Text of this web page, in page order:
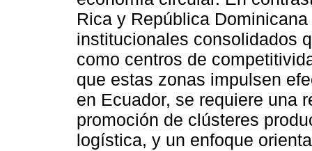
Rica y República
institucionales consolidados
como centros de
que estas zonas impulsen
en Ecuador, se requiere una
promoción de clústeres
logística, y un enfoque